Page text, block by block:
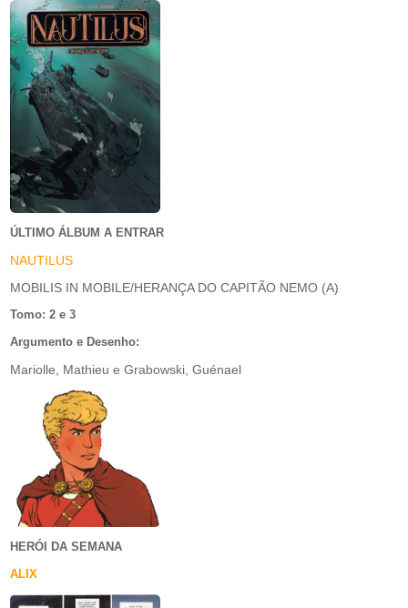
ÚLTIMO ÁLBUM A ENTRAR
NAUTILUS
MOBILIS IN MOBILE/HERANÇA DO CAPITÃO NEMO (A)
Tomo: 2 e 3
Argumento e Desenho:
Mariolle, Mathieu e Grabowski, Guénael
HERÓI DA SEMANA
ALIX